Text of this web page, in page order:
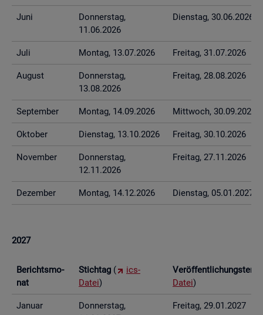
Juni
Don­ners­tag,
11.06.2026
Diens­tag, 30.06.2026
Juli Mon­tag, 13.07.2026 Frei­tag, 31.07.2026
Au­gust
Don­ners­tag,
13.08.2026
Frei­tag, 28.08.2026
Sep­tem­ber Mon­tag, 14.09.2026 Mitt­woch, 30.09.2026
Ok­to­ber Diens­tag, 13.10.2026 Frei­tag, 30.10.2026
No­vem­ber
Don­ners­tag,
12.11.2026
Frei­tag, 27.11.2026
De­zem­ber Mon­tag, 14.12.2026 Diens­tag, 05.01.2027
2027
Be­richts­mo­
nat
Stich­tag (
ics-
Datei)
Datei)
Ja­nu­ar
Don­ners­tag,
Frei­tag, 29.01.2027